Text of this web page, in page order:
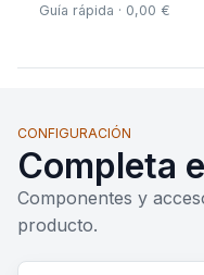
Guía rápida · 0,00 €
CONFIGURACIÓN
Completa
Componentes y
producto.